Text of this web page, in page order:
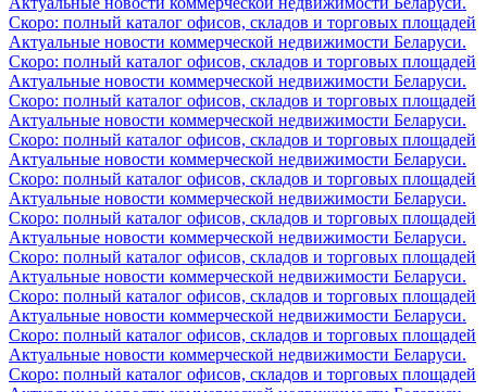
Скоро: полный каталог офисов, складов и торговых площадей
Актуальные новости коммерческой недвижимости Беларуси.
Скоро: полный каталог офисов, складов и торговых площадей
Актуальные новости коммерческой недвижимости Беларуси.
Скоро: полный каталог офисов, складов и торговых площадей
Актуальные новости коммерческой недвижимости Беларуси.
Скоро: полный каталог офисов, складов и торговых площадей
Актуальные новости коммерческой недвижимости Беларуси.
Скоро: полный каталог офисов, складов и торговых площадей
Актуальные новости коммерческой недвижимости Беларуси.
Скоро: полный каталог офисов, складов и торговых площадей
Актуальные новости коммерческой недвижимости Беларуси.
Скоро: полный каталог офисов, складов и торговых площадей
Актуальные новости коммерческой недвижимости Беларуси.
Скоро: полный каталог офисов, складов и торговых площадей
Актуальные новости коммерческой недвижимости Беларуси.
Скоро: полный каталог офисов, складов и торговых площадей
Актуальные новости коммерческой недвижимости Беларуси.
Скоро: полный каталог офисов, складов и торговых площадей